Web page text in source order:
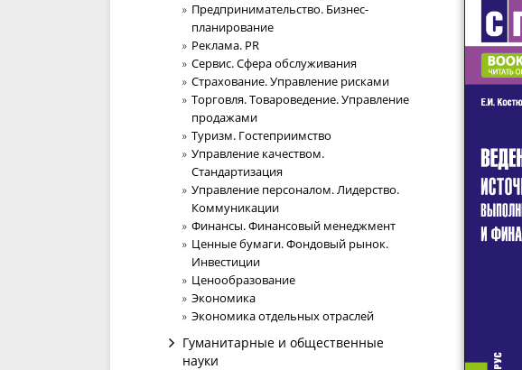
Предпринимательство. Бизнес-
планирование
Реклама. PR
Сервис. Сфера обслуживания
Страхование. Управление рисками
Торговля. Товароведение. Управление
продажами
Туризм. Гостеприимство
Управление качеством.
Стандартизация
Управление персоналом. Лидерство.
Коммуникации
Финансы. Финансовый менеджмент
Ценные бумаги. Фондовый рынок.
Инвестиции
Ценообразование
Экономика
Экономика отдельных отраслей
Гуманитарные и общественные
науки